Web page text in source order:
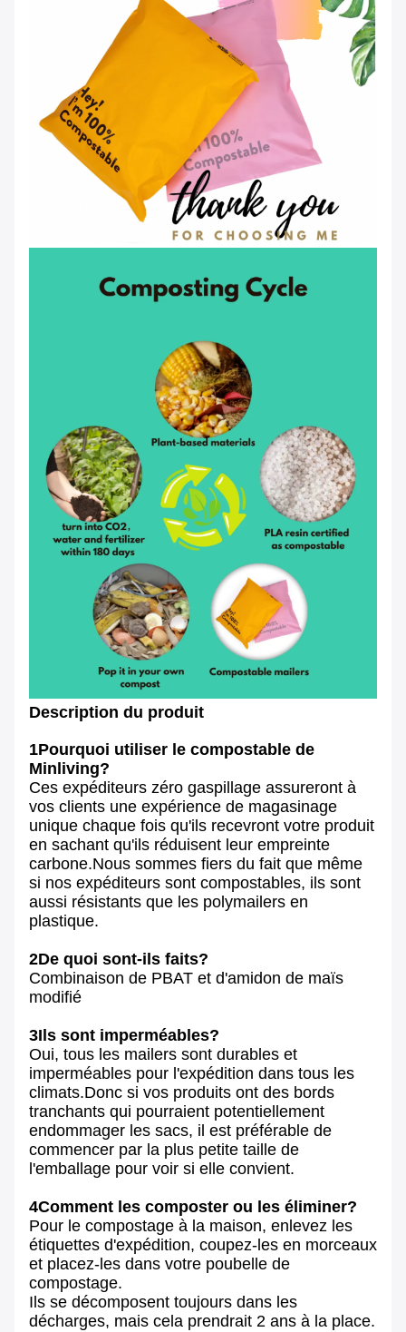
Description du produit
1Pourquoi utiliser le compostable de
Minliving?
Ces expéditeurs zéro gaspillage assureront à
vos clients une expérience de magasinage
unique chaque fois qu'ils recevront votre produit
en sachant qu'ils réduisent leur empreinte
carbone.Nous sommes fiers du fait que même
si nos expéditeurs sont compostables, ils sont
aussi résistants que les polymailers en
plastique.
2De quoi sont-ils faits?
Combinaison de PBAT et d'amidon de maïs
modifié
3Ils sont imperméables?
Oui, tous les mailers sont durables et
imperméables pour l'expédition dans tous les
climats.Donc si vos produits ont des bords
tranchants qui pourraient potentiellement
endommager les sacs, il est préférable de
commencer par la plus petite taille de
l'emballage pour voir si elle convient.
4Comment les composter ou les éliminer?
Pour le compostage à la maison, enlevez les
étiquettes d'expédition, coupez-les en morceaux
et placez-les dans votre poubelle de
compostage.
Ils se décomposent toujours dans les
décharges, mais cela prendrait 2 ans à la place.